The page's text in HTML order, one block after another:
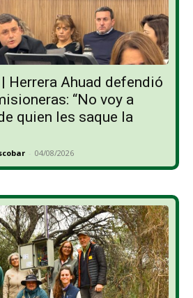
Herrera Ahuad defendió
“No voy a
quien les saque la
- 04/08/2026